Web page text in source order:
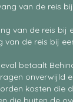
van de reis
van de reis bij
van de reis bij
betaalt
onverwijld
kosten die